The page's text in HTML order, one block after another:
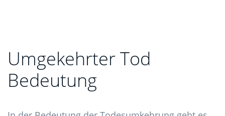
Umgekehrter Tod
Bedeutung